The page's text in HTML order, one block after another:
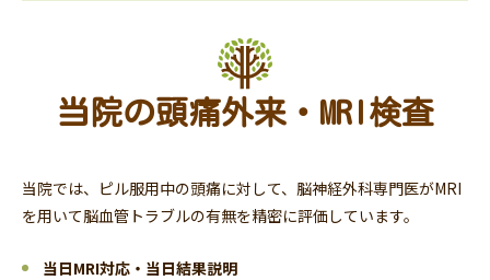
当院の頭痛外来・MRI検査
当院では、ピル服用中の頭痛に対して、脳神経外科専門医がMRI
を用いて脳血管トラブルの有無を精密に評価しています。
当日MRI対応・当日結果説明